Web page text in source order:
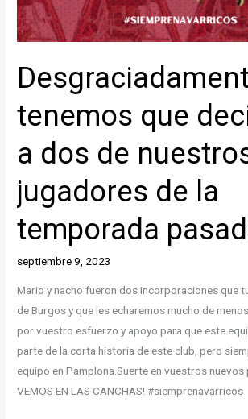
tenemos que
a dos de
jugadores de la
temporada
septiembre 9, 2023
Mario y nacho fueron dos incorporaciones que
de Burgos y que les echaremos mucho de
por vuestro esfuerzo y apoyo para que este
parte de la corta historia de este club, pero
equipo en Pamplona.Suerte en vuestros nuevos
VEMOS EN LAS CANCHAS! #siemprenavarricos